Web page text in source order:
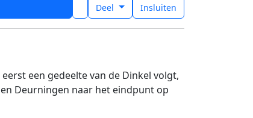
Deel Insluiten
een gedeelte van de Dinkel volgt,
Deurningen naar het eindpunt op